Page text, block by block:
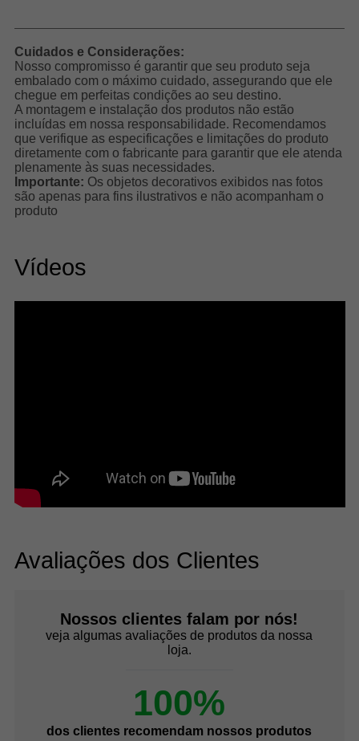
Cuidados e Considerações:
Nosso compromisso é garantir que seu produto seja
embalado com o máximo cuidado, assegurando que ele
chegue em perfeitas condições ao seu destino.
A montagem e instalação dos produtos não estão
incluídas em nossa responsabilidade. Recomendamos
que verifique as especificações e limitações do produto
diretamente com o fabricante para garantir que ele atenda
plenamente às suas necessidades.
Importante: Os objetos decorativos exibidos nas fotos
são apenas para fins ilustrativos e não acompanham o
produto
Vídeos
Avaliações dos Clientes
Nossos clientes falam por nós!
veja algumas avaliações de produtos da nossa
loja.
100%
dos clientes recomendam nossos produtos